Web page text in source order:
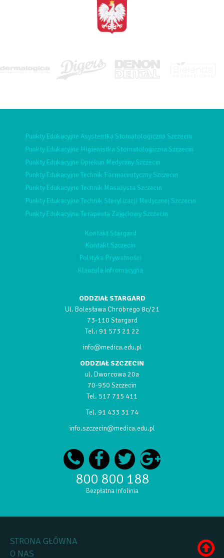
Punkty Edukacyjne Asystentka Stomatologiczna Szczecin
Punkty Edukacyjne Higienistka Stomatologiczna Szczecin
Punkty Edukacyjne Opiekun Medyczny Szczecin
Punkty Edukacyjne Technik Farmaceutyczny Szczecin
Punkty Edukacyjne Technik Masażysta Szczecin
Punkty Edukacyjne Technik Sterylizacji Medycznej Szczecin
Punkty Edukacyjne Terapeuta Zajęciowy Szczecin
Kontakt Stargard
Kontakt Szczecin
Polityka Prywatności
Klauzula Infromacyjna
ODDZIAŁ STARGARD
Ul. Bolesława Chrobrego 8c/21
73-110 Stargard
Tel.: 91 573 21 22
info@medica.edu.pl
ODDZIAŁ SZCZECIN
ul. Dworcowa 20a
70-950 Szczecin
Tel. 517 715 411
Tel. 91 433 31 74
info.szczecin@medica.edu.pl
800 800 188
Bezpłatna infolinia
STRONA GŁÓWNA
O NAS